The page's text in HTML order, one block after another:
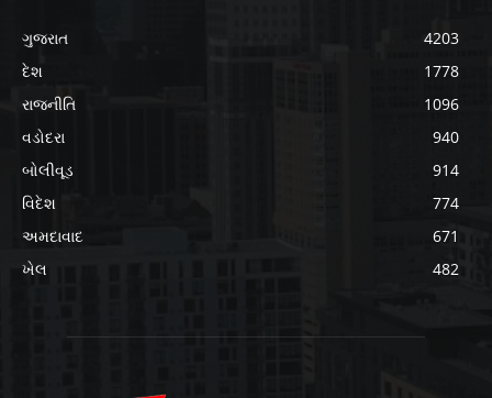
ગુજરાત
4203
દેશ
1778
રાજનીતિ
1096
વડોદરા
940
બોલીવૂડ
914
વિદેશ
774
અમદાવાદ
671
ખેલ
482